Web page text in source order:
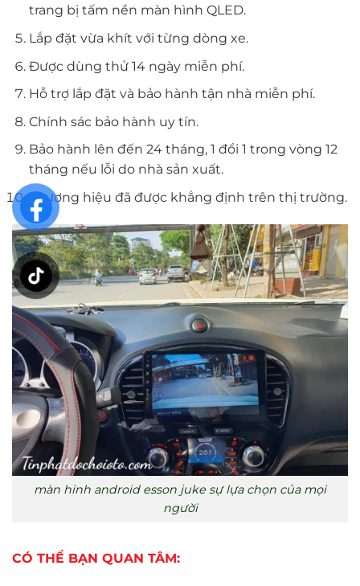
trang bị tấm nền màn hình QLED.
Lắp đặt vừa khít với từng dòng xe.
Được dùng thử 14 ngày miễn phí.
Hỗ trợ lắp đặt và bảo hành tận nhà miễn phí.
Chính sác bảo hành uy tín.
Bảo hành lên đến 24 tháng, 1 đổi 1 trong vòng 12
tháng nếu lỗi do nhà sản xuất.
Thương hiệu đã được khẳng định trên thị trường.
màn hinh android esson juke sự lựa chọn của mọi
người
CÓ THỂ BẠN QUAN TÂM: